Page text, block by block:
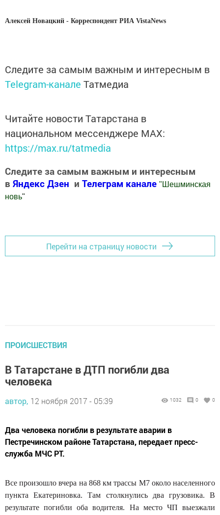
Алексей Новацкий - Корреспондент РИА VistaNews
Следите за самым важным и интересным в
Telegram-канале Татмедиа
Читайте новости Татарстана в
национальном мессенджере MАХ:
https://max.ru/tatmedia
Следите за самым важным и интересным
в Яндекс Дзен и Телеграм канале " Шешминская
новь"
Перейти на страницу новости
ПРОИСШЕСТВИЯ
В Татарстане в ДТП погибли два
человека
автор, 12 ноября 2017 - 05:39 1032 0 0
Два человека погибли в результате аварии в
Пестречинском районе Татарстана, передает пресс-
служба МЧС РТ.
Все произошло вчера на 868 км трассы М7 около населенного
пункта Екатериновка. Там столкнулись два грузовика. В
результате погибли оба водителя. На место ЧП выезжали